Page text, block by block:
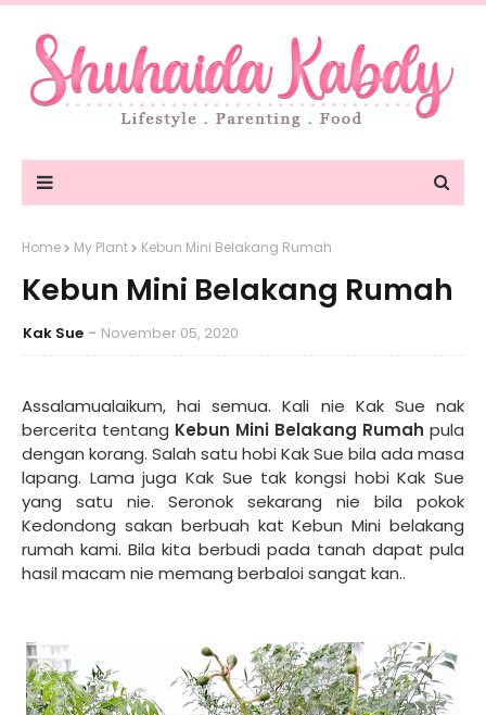
Home My Plant Kebun Mini Belakang Rumah
Kebun Mini Belakang Rumah
Kak Sue November 05, 2020
Assalamualaikum, hai semua. Kali nie Kak Sue nak
bercerita tentang Kebun Mini Belakang Rumah pula
dengan korang. Salah satu hobi Kak Sue bila ada masa
lapang. Lama juga Kak Sue tak kongsi hobi Kak Sue
yang satu nie. Seronok sekarang nie bila pokok
Kedondong sakan berbuah kat Kebun Mini belakang
rumah kami. Bila kita berbudi pada tanah dapat pula
hasil macam nie memang berbaloi sangat kan..